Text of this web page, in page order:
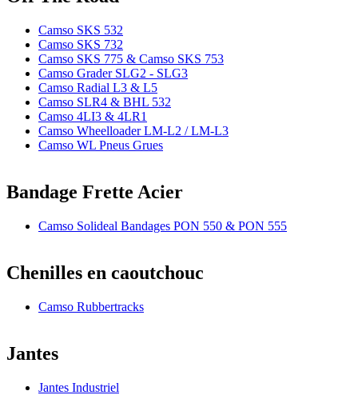
Camso SKS 532
Camso SKS 732
Camso SKS 775 & Camso SKS 753
Camso Grader SLG2 - SLG3
Camso Radial L3 & L5
Camso SLR4 & BHL 532
Camso 4LI3 & 4LR1
Camso Wheelloader LM-L2 / LM-L3
Camso WL Pneus Grues
Bandage Frette Acier
Camso Solideal Bandages PON 550 & PON 555
Chenilles en caoutchouc
Camso Rubbertracks
Jantes
Jantes Industriel